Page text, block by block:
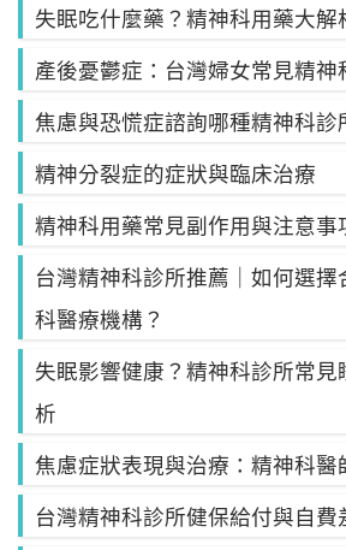
失眠吃什麼藥？精神科用藥大解
產後憂鬱症：台灣婦女常見精神
焦慮與恐慌症諮詢哪種精神科診
精神分裂症的症狀與臨床治療
精神科用藥常見副作用與注意事
台灣精神科診所推薦｜如何選擇
科醫療機構？
失眠影響健康？精神科診所常見
析
焦慮症狀表現與治療：精神科醫
台灣精神科診所健保給付與自費